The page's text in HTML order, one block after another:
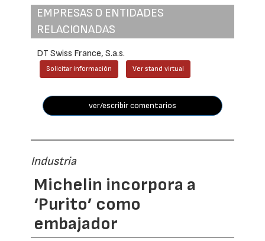
EMPRESAS O ENTIDADES
RELACIONADAS
DT Swiss France, S.a.s.
Solicitar información Ver stand virtual
ver/escribir comentarios
Industria
Michelin incorpora a
‘Purito’ como
embajador